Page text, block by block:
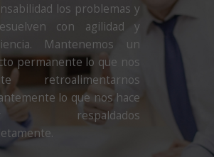
los problemas y
con agilidad y
Mantenemos un
permanente lo que nos
retroalimentarnos
lo que nos hace
respaldados